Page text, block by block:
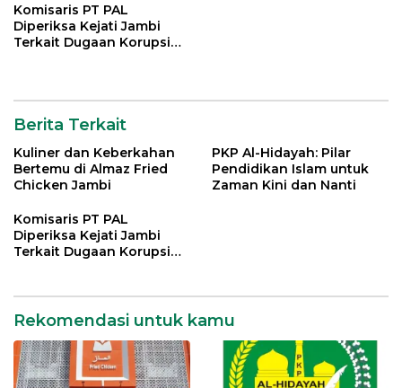
Komisaris PT PAL
Diperiksa Kejati Jambi
Terkait Dugaan Korupsi
Berita Terkait
Kuliner dan Keberkahan
Bertemu di Almaz Fried
Chicken Jambi
PKP Al-Hidayah: Pilar
Pendidikan Islam untuk
Zaman Kini dan Nanti
Komisaris PT PAL
Diperiksa Kejati Jambi
Terkait Dugaan Korupsi
Rekomendasi untuk kamu